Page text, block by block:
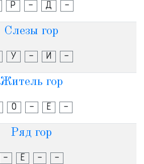
Р - Д -
Слезы гор
У - И -
Житель гор
О - Е -
Ряд гор
- Е - -